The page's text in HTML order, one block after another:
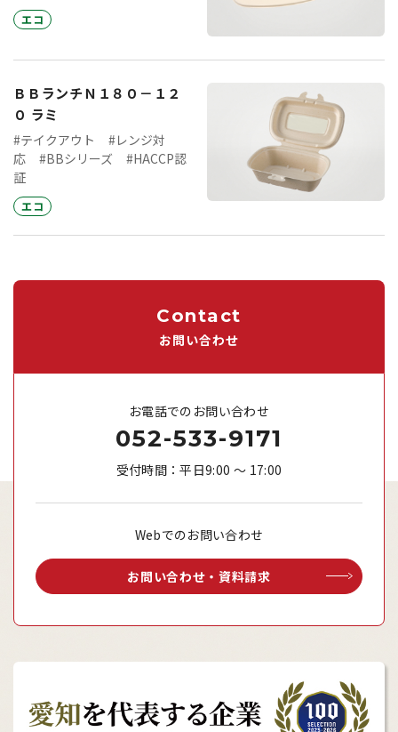
エコ
ＢＢランチＮ１８０－１２
０ ラミ
#テイクアウト
#レンジ対
応
#BBシリーズ
#HACCP認
証
エコ
Contact
お問い合わせ
お電話でのお問い合わせ
052-533-9171
受付時間：平日9:00 ～ 17:00
Webでのお問い合わせ
お問い合わせ・資料請求